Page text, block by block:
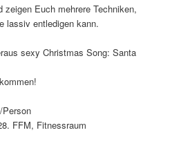
Euch mehrere Techniken,
lassiv entledigen kann.
sexy Christmas Song: Santa
Person
FFM, Fitnessraum